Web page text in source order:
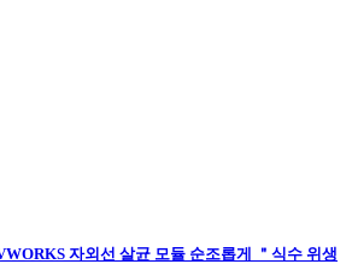
자외선 살균 모듈 순조롭게 ＂식수 위생